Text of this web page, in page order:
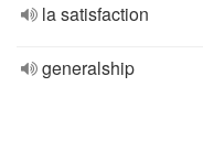
la satisfaction
generalship